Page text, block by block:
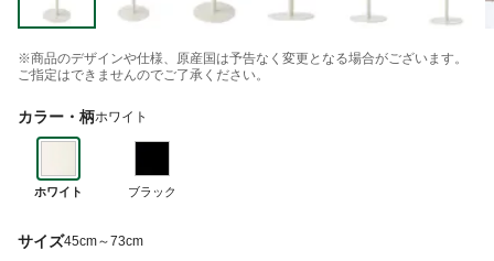
※商品のデザインや仕様、原産国は予告なく変更となる場合がございます。
ご指定はできませんのでご了承ください。
カラー・柄ホワイト
ホワイト ブラック
サイズ45cm～73cm